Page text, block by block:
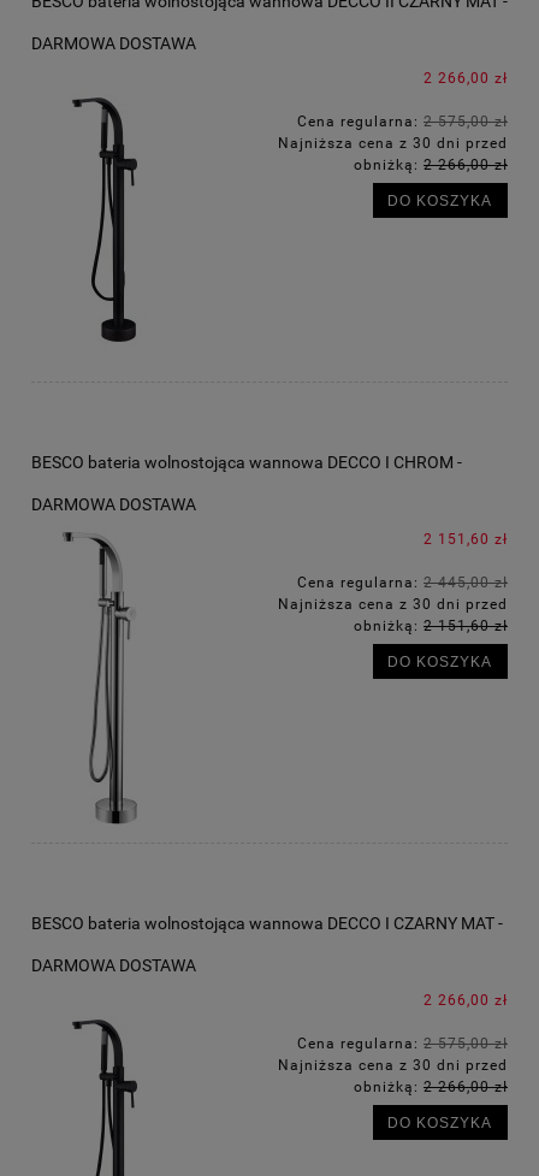
DARMOWA DOSTAWA
2 266,00 zł
Cena regularna: 2 575,00 zł
Najniższa cena z 30 dni przed
obniżką: 2 266,00 zł
DO KOSZYKA
BESCO bateria wolnostojąca wannowa DECCO I CHROM -
DARMOWA DOSTAWA
2 151,60 zł
Cena regularna: 2 445,00 zł
Najniższa cena z 30 dni przed
obniżką: 2 151,60 zł
DO KOSZYKA
BESCO bateria wolnostojąca wannowa DECCO I CZARNY MAT -
DARMOWA DOSTAWA
2 266,00 zł
Cena regularna: 2 575,00 zł
Najniższa cena z 30 dni przed
obniżką: 2 266,00 zł
DO KOSZYKA